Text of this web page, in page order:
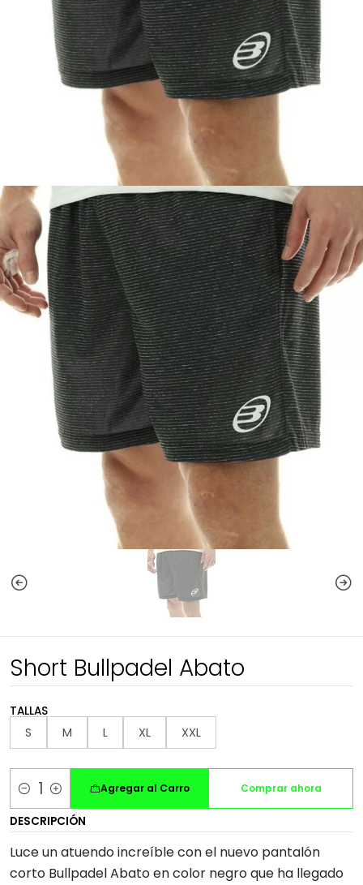
Short Bullpadel Abato
TALLAS
S M L XL XXL
Cantidad
Agregar al Carro Comprar ahora
DESCRIPCIÓN
Luce un atuendo increíble con el nuevo pantalón
corto Bullpadel Abato en color negro que ha llegado